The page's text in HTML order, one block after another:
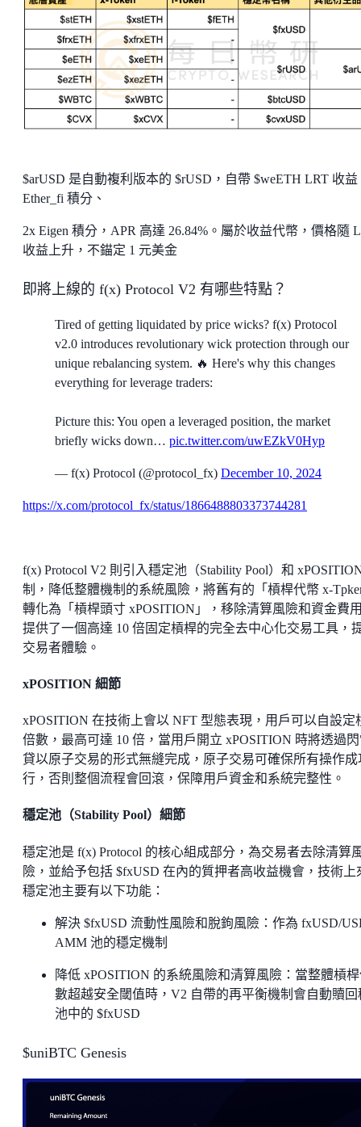
$arUSD 是自動複利版本的 $rUSD，自帶 $weETH LRT 收益
Ether_fi 積分、
2x Eigen 積分，APR 高達 26.84%。屬於收益代幣，價格隨
收益上升，不錨定 1 元美金
即將上線的 f(x) Protocol V2 有哪些特點？
Tired of getting liquidated by price wicks? f(x) Protocol
v2.0 introduces revolutionary wick protection through our
unique rebalancing system. 🔥 Here's why this changes
everything for leverage traders:
Picture this: You open a leveraged position, the market
briefly wicks down… pic.twitter.com/uwEZkV0Hyp
— f(x) Protocol (@protocol_fx) December 10, 2024
https://x.com/protocol_fx/status/1866488803373744281
f(x) Protocol V2 則引入穩定池（Stability Pool）和
制，降低整體機制的系統風險，將舊有的「槓桿代幣 x-
轉化為「槓桿頭寸 xPOSITION」，移除清算風險和資金費
提供了一個高達 10 倍固定槓桿的完全去中心化交易工具，
交易者體驗。
xPOSITION 細節
xPOSITION 在技術上會以 NFT 型態表現，用戶可以自設定
倍數，最高可達 10 倍，當用戶開立 xPOSITION 時將透過
貸以原子交易的形式無縫完成，原子交易可確保所有操作成
行，否則整個流程會回滾，保障用戶資金和系統完整性。
穩定池（Stability Pool）細節
穩定池是 f(x) Protocol 的核心組成部分，為交易者去除清算
險，並給予包括 $fxUSD 在內的質押者高收益機會，技術上
穩定池主要有以下功能：
解決 $fxUSD 流動性風險和脫鉤風險：作為 fxUSD/
AMM 池的穩定機制
降低 xPOSITION 的系統風險和清算風險：當整體槓
數超越安全閾值時，V2 自帶的再平衡機制會自動贖回
池中的 $fxUSD
$uniBTC Genesis